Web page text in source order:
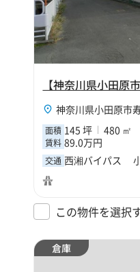
神奈川県小田原市
面積 145 坪 480 ㎡
賃料 89.0万円
交通 西湘バイパス
この物件を選択
倉庫